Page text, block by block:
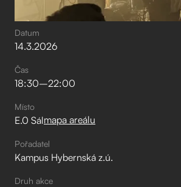
Datum
14.3.2026
Čas
18:30–⁠22:00
Místo
E.0 Sálmapa areálu
Pořadatel
Kampus Hybernská z.ú.
Druh akce